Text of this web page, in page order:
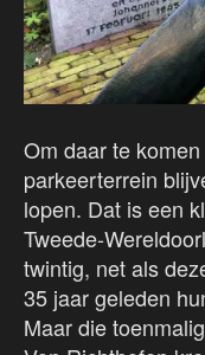
Om daar te
parkeerterrein
lopen. Dat is een
Tweede-
twintig, net als
35 jaar geleden
Maar die